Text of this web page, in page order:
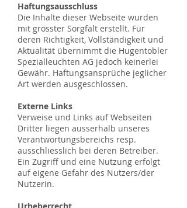
Haftungsausschluss
Die Inhalte dieser Webseite wurden
mit grösster Sorgfalt erstellt. Für
deren Richtigkeit, Vollständigkeit und
Aktualität übernimmt die Hugentobler
Spezialleuchten AG jedoch keinerlei
Gewähr. Haftungsansprüche jeglicher
Art werden ausgeschlossen.
Externe Links
Verweise und Links auf Webseiten
Dritter liegen ausserhalb unseres
Verantwortungsbereichs resp.
ausschliesslich bei deren Betreiber.
Ein Zugriff und eine Nutzung erfolgt
auf eigene Gefahr des Nutzers/der
Nutzerin.